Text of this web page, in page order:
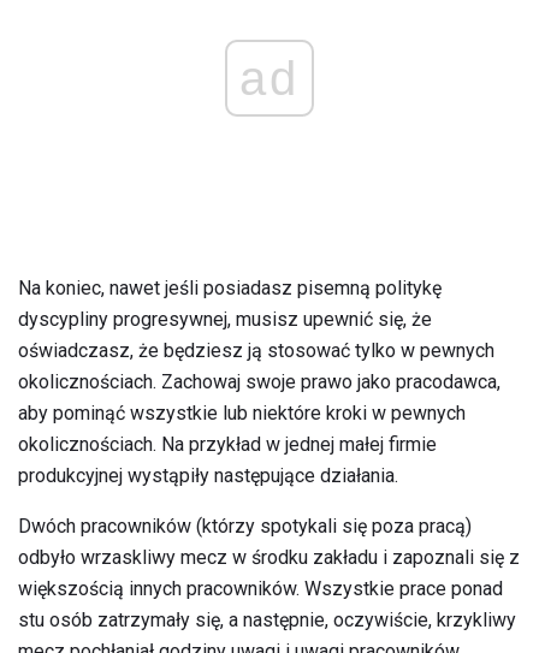
ad
Na koniec, nawet jeśli posiadasz pisemną politykę
dyscypliny progresywnej, musisz upewnić się, że
oświadczasz, że będziesz ją stosować tylko w pewnych
okolicznościach. Zachowaj swoje prawo jako pracodawca,
aby pominąć wszystkie lub niektóre kroki w pewnych
okolicznościach. Na przykład w jednej małej firmie
produkcyjnej wystąpiły następujące działania.
Dwóch pracowników (którzy spotykali się poza pracą)
odbyło wrzaskliwy mecz w środku zakładu i zapoznali się z
większością innych pracowników. Wszystkie prace ponad
stu osób zatrzymały się, a następnie, oczywiście, krzykliwy